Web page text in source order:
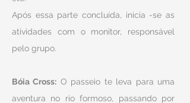
Após essa parte concluída, inicia -se as
atividades com o monitor, responsável
pelo grupo.
Bóia Cross: O passeio te leva para uma
aventura no rio formoso, passando por